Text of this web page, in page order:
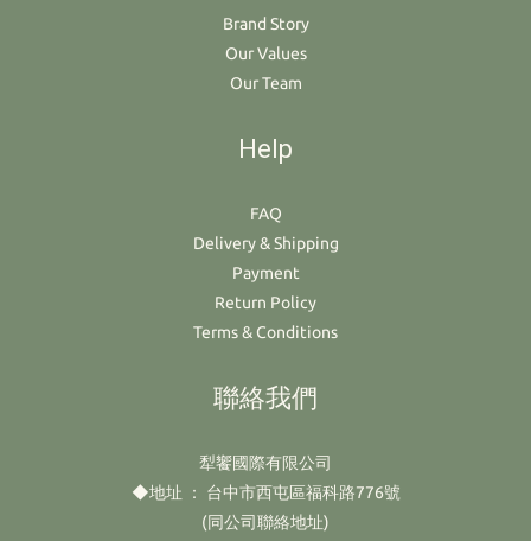
Brand Story
Our Values
Our Team
Help
FAQ
Delivery & Shipping
Payment
Return Policy
Terms & Conditions
聯絡我們
犁饗國際有限公司
◆地址 ： 台中市西屯區福科路776號
(同公司聯絡地址)